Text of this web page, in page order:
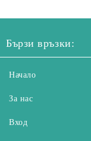
Бързи връзки:
Начало
За нас
Вход